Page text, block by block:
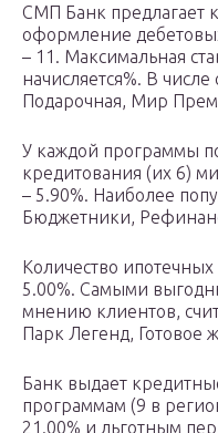
СМП Банк предлагает
оформление
– 11. Максимальная
начисляется%. В
Подарочная, Мир
У каждой программы
кредитования (их 6)
– 5.90%. Наиболее
Бюджетники,
Количество
5.00%. Самыми
мнению клиентов,
Парк Легенд, Готовое
Банк выдает
программам (9 в
21.00% и льготным